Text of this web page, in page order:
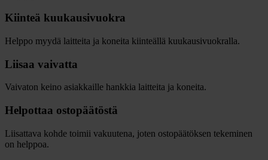
Kiinteä kuukausivuokra
Helppo myydä laitteita ja koneita kiinteällä kuukausivuokralla.
Liisaa vaivatta
Vaivaton keino asiakkaille hankkia laitteita ja koneita.
Helpottaa ostopäätöstä
Liisattava kohde toimii vakuutena, joten ostopäätöksen tekeminen
on helppoa.